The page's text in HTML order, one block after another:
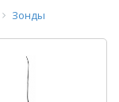
Зонды